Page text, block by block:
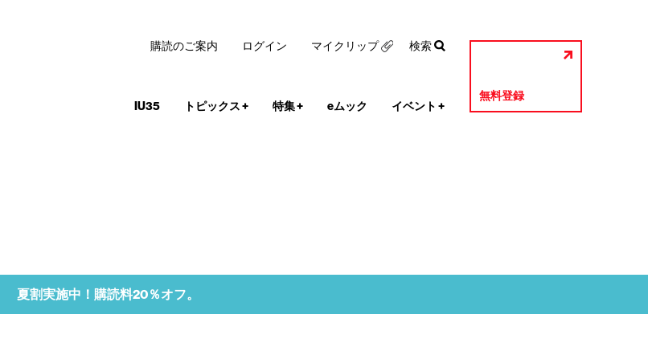
IU35 トピックス+ 特集+ eムック イベント +
無料登録
購読のご案内 ログイン マイクリップ 検索
夏割実施中！購読料20％オフ。